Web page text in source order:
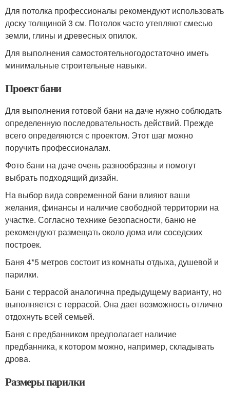
Для потолка профессионалы рекомендуют использовать
доску толщиной 3 см. Потолок часто утепляют смесью
земли, глины и древесных опилок.
Для выполнения самостоятельногодостаточно иметь
минимальные строительные навыки.
Проект бани
Для выполнения готовой бани на даче нужно соблюдать
определенную последовательность действий. Прежде
всего определяются с проектом. Этот шаг можно
поручить профессионалам.
Фото бани на даче очень разнообразны и помогут
выбрать подходящий дизайн.
На выбор вида современной бани влияют ваши
желания, финансы и наличие свободной территории на
участке. Согласно технике безопасности, баню не
рекомендуют размещать около дома или соседских
построек.
Баня 4*5 метров состоит из комнаты отдыха, душевой и
парилки.
Бани с террасой аналогична предыдущему варианту, но
выполняется с террасой. Она дает возможность отлично
отдохнуть всей семьей.
Баня с предбанником предполагает наличие
предбанника, к котором можно, например, складывать
дрова.
Размеры парилки